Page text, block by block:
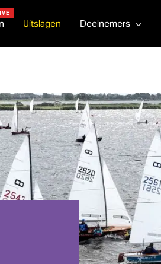
Uitslagen Deelnemers